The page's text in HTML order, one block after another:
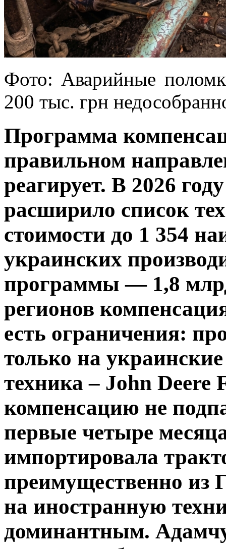
Фото: Аварийные
200 тыс. грн
Программа
правильном
реагирует. В 2026
расширило список
стоимости до 1 354
украинских
программы — 1,8
регионов
есть ограничения:
только на
техника – John Deere
компенсацию не
первые четыре
импортировала
преимущественно
на иностранную
доминантным.